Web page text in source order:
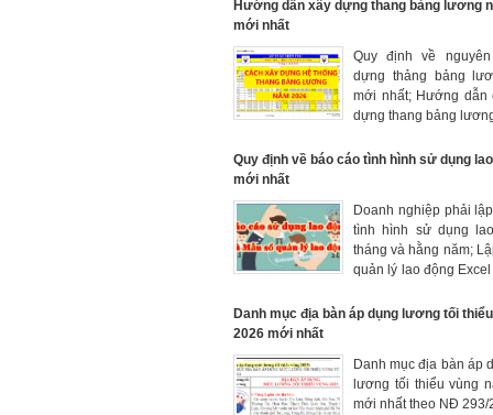
01/7/2024 và 01/7/
Hướng dẫn xây dựng thang bảng lương
mới nhất
Quy định về
dựng thảng bảng
mới nhất; Hướng dẫn
dựng thang bảng
Bộ luật lao động.
Quy định về báo cáo tình hình sử dụng
mới nhất
Doanh nghiệp phải
tình hình sử dụng
tháng và hằng năm;
quản lý lao động
động.
Danh mục địa bàn áp dụng lương tối
2026 mới nhất
Danh mục địa bàn áp
lương tối thiểu vùng
mới nhất theo NĐ